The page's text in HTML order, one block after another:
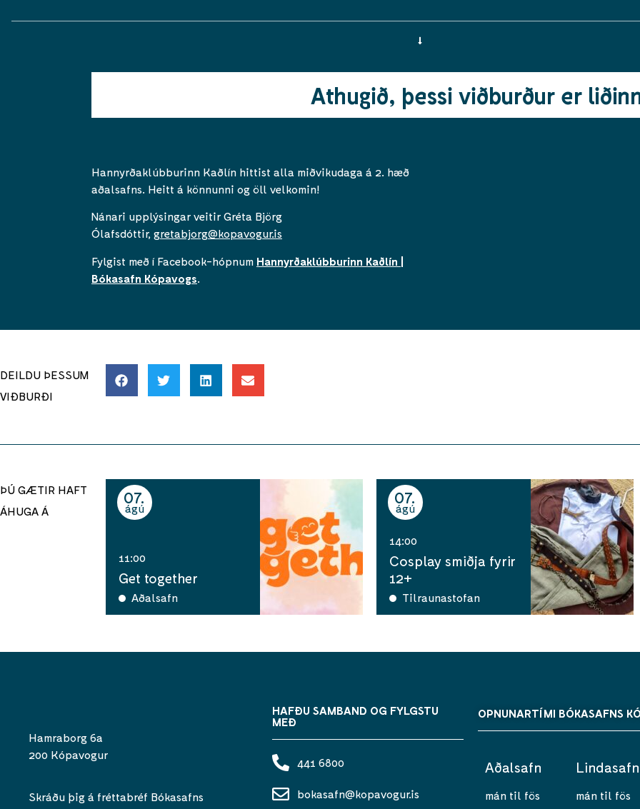
Athugið, þessi viðburður er
Hannyrðaklúbburinn Kaðlín hittist alla miðvikudaga á 2. hæð
aðalsafns. Heitt á könnunni og öll velkomin!
Nánari upplýsingar veitir Gréta Björg
Ólafsdóttir, gretabjorg@kopavogur.is
Fylgist með í Facebook-hópnum Hannyrðaklúbburinn Kaðlín |
Bókasafn Kópavogs
DEILDU ÞESSUM
VIÐBURÐI
ÞÚ GÆTIR HAFT
ÁHUGA Á
07
ágú
11:00
Get together
Aðalsafn
07
ágú
14:00
Cosplay smiðja fyrir
12+
Tilraunastofan
Hamraborg 6a
200 Kópavogur
Skráðu þig á fréttabréf Bókasafns
HAFÐU SAMBAND OG FYLGSTU
MEÐ
441 6800
bokasafn@kopavogur.is
OPNUNARTÍMI BÓKASAFNS
Aðalsafn
mán til fös
Lindasafn
mán til fös